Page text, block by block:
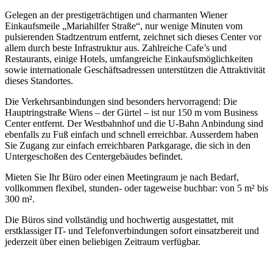
Gelegen an der prestigeträchtigen und charmanten Wiener
Einkaufsmeile „Mariahilfer Straße“, nur wenige Minuten vom
pulsierenden Stadtzentrum entfernt, zeichnet sich dieses Center vor
allem durch beste Infrastruktur aus. Zahlreiche Cafe’s und
Restaurants, einige Hotels, umfangreiche Einkaufsmöglichkeiten
sowie internationale Geschäftsadressen unterstützen die Attraktivität
dieses Standortes.
Die Verkehrsanbindungen sind besonders hervorragend: Die
Hauptringstraße Wiens – der Gürtel – ist nur 150 m vom Business
Center entfernt. Der Westbahnhof und die U-Bahn Anbindung sind
ebenfalls zu Fuß einfach und schnell erreichbar. Ausserdem haben
Sie Zugang zur einfach erreichbaren Parkgarage, die sich in den
Untergeschoßen des Centergebäudes befindet.
Mieten Sie Ihr Büro oder einen Meetingraum je nach Bedarf,
vollkommen flexibel, stunden- oder tageweise buchbar: von 5 m² bis
300 m².
Die Büros sind vollständig und hochwertig ausgestattet, mit
erstklassiger IT- und Telefonverbindungen sofort einsatzbereit und
jederzeit über einen beliebigen Zeitraum verfügbar.